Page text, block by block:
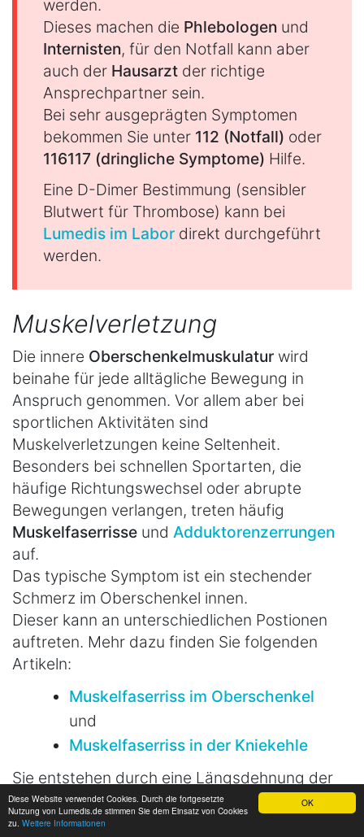
OK
Diese Website verwendet Cookies. Durch die fortgesetzte
Nutzung von Lumedis.de stimmen Sie dem Einsatz von Cookies
zu. Weitere Informationen
werden.
Dieses machen die Phlebologen und
Internisten, für den Notfall kann aber
auch der Hausarzt der richtige
Ansprechpartner sein.
Bei sehr ausgeprägten Symptomen
bekommen Sie unter 112 (Notfall) oder
116117 (dringliche Symptome) Hilfe.
Eine D-Dimer Bestimmung (sensibler
Blutwert für Thrombose) kann bei
Lumedis im Labor direkt durchgeführt
werden.
Muskelverletzung
Die innere Oberschenkelmuskulatur wird
beinahe für jede alltägliche Bewegung in
Anspruch genommen. Vor allem aber bei
sportlichen Aktivitäten sind
Muskelverletzungen keine Seltenheit.
Besonders bei schnellen Sportarten, die
häufige Richtungswechsel oder abrupte
Bewegungen verlangen, treten häufig
Muskelfaserrisse und Adduktorenzerrungen
auf.
Das typische Symptom ist ein stechender
Schmerz im Oberschenkel innen.
Dieser kann an unterschiedlichen Postionen
auftreten. Mehr dazu finden Sie folgenden
Artikeln:
Muskelfaserriss im Oberschenkel
und
Muskelfaserriss in der Kniekehle
Sie entstehen durch eine Längsdehnung der
Muskulatur während einer aktiven Kontraktion,
die über ihre Elastizitätsgrenze hinausgeht.